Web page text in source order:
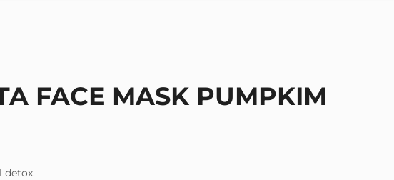
FACE MASK PUMPKIM
detox.